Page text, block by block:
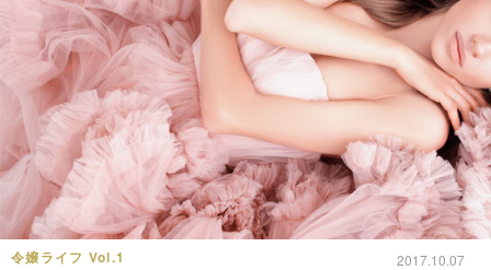
令嬢ライフ Vol.1 2017.10.07